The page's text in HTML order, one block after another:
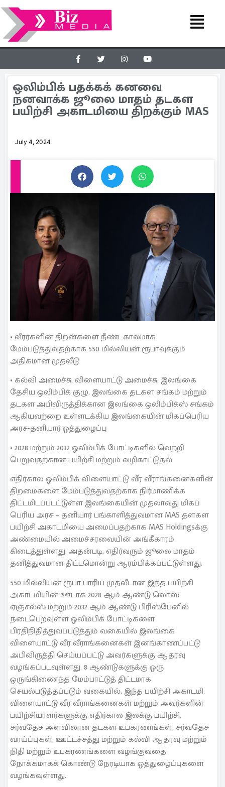
ஒலிம்பிக் பதக்கக் கனவை
நனவாக்க ஜூலை மாதம் தடகள
பயிற்சி அகாடமியை திறக்கும் MAS
July 4, 2024
• வீரர்களின் திறன்களை நீண்டகாலமாக
மேம்படுத்துவதற்காக 550 மில்லியன் ரூபாவுக்கும்
அதிகமான முதலீடு
• கல்வி அமைச்சு, விளையாட்டு அமைச்சு, இலங்கை
தேசிய ஒலிம்பிக் குழு, இலங்கை தடகள சங்கம் மற்றும்
தடகள அபிவிருத்திக்கான இலங்கை ஒலிம்பிக்ஸ் சங்கம்
ஆகியவற்றை உள்ளடக்கிய இலங்கையின் மிகப்பெரிய
அரச-தனியார் ஒத்துழைப்பு
• 2028 மற்றும் 2032 ஒலிம்பிக் போட்டிகளில் வெற்றி
பெறுவதற்கான பயிற்சி மற்றும் வழிகாட்டுதல்
எதிர்கால ஒலிம்பிக் விளையாட்டு வீர வீராங்கனைகளின்
திறமைகளை மேம்படுத்துவதற்காக நிர்மாணிக்க
திட்டமிடப்படட்டுள்ள இலங்கையின் முதலாவது மிகப்
பெரிய அரச – தனியார் பங்காளித்துவமான MAS தளகள
பயிற்சி அகாடமியை அமைப்பதற்காக MAS Holdingsக்கு
அண்மையில் அமைச்சரவையின் அங்கீகாரம்
கிடைத்துள்ளது. அதன்படி, எதிர்வரும் ஜூலை மாதம்
தனித்துவமான திட்டமொன்று ஆரம்பிக்கப்பட்டுள்ளது.
550 மில்லியன் ரூபா பாரிய முதலீடான இந்த பயிற்சி
அகாடமியின் ஊடாக 2028 ஆம் ஆண்டு லொஸ்
ஏஞ்சல்ஸ் மற்றும் 2032 ஆம் ஆண்டு பிரிஸ்பேனில்
நடைபெறவுள்ள ஒலிம்பிக் போட்டிகளை
பிரதிநிதித்துவப்படுத்தும் வகையில் இலங்கை
விளையாட்டு வீர வீராங்கனைகள் இனங்காணப்பட்டு
அபிவிருத்தி செய்யப்பட்டு அவர்களுக்கு ஆதரவு
வழங்கப்படவுள்ளது. 8 ஆண்டுகளுக்கு ஒரு
ஒருங்கிணைந்த மேம்பாட்டுத் திட்டமாக
செயல்படுத்தப்படும் வகையில், இந்த பயிற்சி அகாடமி,
விளையாட்டு வீர வீராங்கனைகள் மற்றும் அவர்களின்
பயிற்சியாளர்களுக்கு எதிர்கால இலக்கு பயிற்சி,
சர்வதேச அளவிலான தடகள உபகரணங்கள், சர்வதேச
வாய்ப்புகள், ஊட்டச்சத்து மற்றும் கல்வி ஆதரவு மற்றும்
நிதி மற்றும் உபகரணங்களை வழங்குவதை
நோக்கமாகக் கொண்டு நேரடியாக ஒத்துழைப்புகளை
வழங்கவுள்ளது.